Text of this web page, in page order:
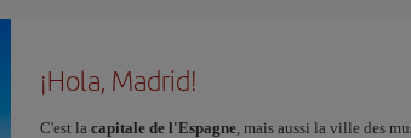
¡Hola, Madrid!
C'est la capitale de l'Espagne, mais aussi la ville des